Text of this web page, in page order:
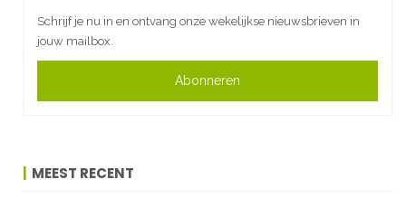
Schrijf je nu in en ontvang onze wekelijkse nieuwsbrieven in
jouw mailbox.
Abonneren
MEEST RECENT